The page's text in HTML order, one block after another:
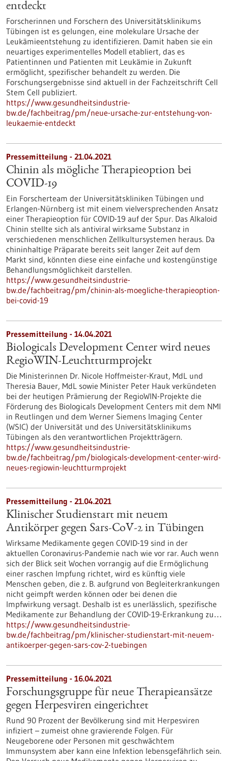
entdeckt
Forscherinnen und Forschern des Universitätsklinikums
Tübingen ist es gelungen, eine molekulare Ursache der
Leukämieentstehung zu identifizieren. Damit haben sie ein
neuartiges experimentelles Modell etabliert, das es
Patientinnen und Patienten mit Leukämie in Zukunft
ermöglicht, spezifischer behandelt zu werden. Die
Forschungsergebnisse sind aktuell in der Fachzeitschrift Cell
Stem Cell publiziert.
https://www.gesundheitsindustrie-
bw.de/fachbeitrag/pm/neue-ursache-zur-entstehung-von-
leukaemie-entdeckt
Pressemitteilung - 21.04.2021
Chinin als mögliche Therapieoption bei
COVID-19
Ein Forscherteam der Universitätskliniken Tübingen und
Erlangen-Nürnberg ist mit einem vielversprechenden Ansatz
einer Therapieoption für COVID-19 auf der Spur. Das Alkaloid
Chinin stellte sich als antiviral wirksame Substanz in
verschiedenen menschlichen Zellkultursystemen heraus. Da
chininhaltige Präparate bereits seit langer Zeit auf dem
Markt sind, könnten diese eine einfache und kostengünstige
Behandlungsmöglichkeit darstellen.
https://www.gesundheitsindustrie-
bw.de/fachbeitrag/pm/chinin-als-moegliche-therapieoption-
bei-covid-19
Pressemitteilung - 14.04.2021
Biologicals Development Center wird neues
RegioWIN-Leuchtturmprojekt
Die Ministerinnen Dr. Nicole Hoffmeister-Kraut, MdL und
Theresia Bauer, MdL sowie Minister Peter Hauk verkündeten
bei der heutigen Prämierung der RegioWIN-Projekte die
Förderung des Biologicals Development Centers mit dem NMI
in Reutlingen und dem Werner Siemens Imaging Center
(WSIC) der Universität und des Universitätsklinikums
Tübingen als den verantwortlichen Projektträgern.
https://www.gesundheitsindustrie-
bw.de/fachbeitrag/pm/biologicals-development-center-wird-
neues-regiowin-leuchtturmprojekt
Pressemitteilung - 21.04.2021
Klinischer Studienstart mit neuem
Antikörper gegen Sars-CoV-2 in Tübingen
Wirksame Medikamente gegen COVID-19 sind in der
aktuellen Coronavirus-Pandemie nach wie vor rar. Auch wenn
sich der Blick seit Wochen vorrangig auf die Ermöglichung
einer raschen Impfung richtet, wird es künftig viele
Menschen geben, die z. B. aufgrund von Begleiterkrankungen
nicht geimpft werden können oder bei denen die
Impfwirkung versagt. Deshalb ist es unerlässlich, spezifische
Medikamente zur Behandlung der COVID-19-Erkrankung zu…
https://www.gesundheitsindustrie-
bw.de/fachbeitrag/pm/klinischer-studienstart-mit-neuem-
antikoerper-gegen-sars-cov-2-tuebingen
Pressemitteilung - 16.04.2021
Forschungsgruppe für neue Therapieansätze
gegen Herpesviren eingerichtet
Rund 90 Prozent der Bevölkerung sind mit Herpesviren
infiziert – zumeist ohne gravierende Folgen. Für
Neugeborene oder Personen mit geschwächtem
Immunsystem aber kann eine Infektion lebensgefährlich sein.